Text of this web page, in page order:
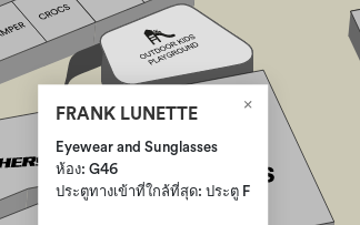
FRANK LUNETTE
Eyewear and Sunglasses
ห้อง: G46
ประตูทางเข้าที่ใกล้ที่สุด: ประตู F